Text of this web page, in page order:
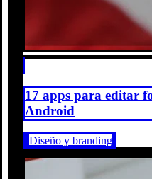
17 apps para editar
Android
Diseño y branding